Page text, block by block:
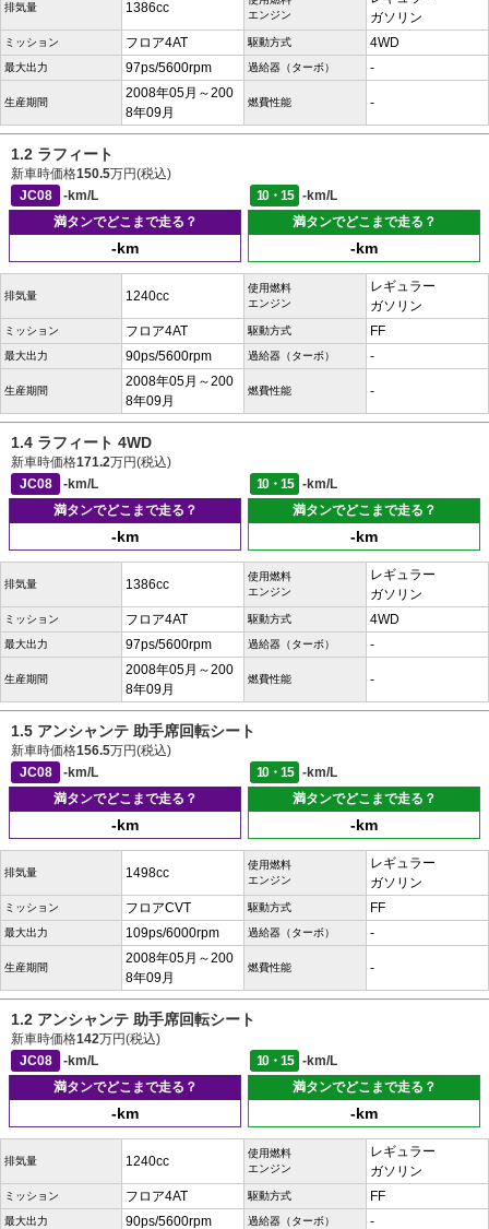
排気量 1386cc
エンジン
ガソリン
ミッション フロア4AT 駆動方式 4WD
最大出力 97ps/5600rpm 過給器（ターボ） -
生産期間
2008年05月～200
8年09月
燃費性能 -
1.2 ラフィート
新車時価格150.5万円(税込)
JC08
-km/L 10・15
-km/L
満タンでどこまで走る？
-km
満タンでどこまで走る？
-km
排気量 1240cc
使用燃料
エンジン
レギュラー
ガソリン
ミッション フロア4AT 駆動方式 FF
最大出力 90ps/5600rpm 過給器（ターボ） -
生産期間
2008年05月～200
8年09月
燃費性能 -
1.4 ラフィート 4WD
新車時価格171.2万円(税込)
JC08
-km/L 10・15
-km/L
満タンでどこまで走る？
-km
満タンでどこまで走る？
-km
排気量 1386cc
使用燃料
エンジン
レギュラー
ガソリン
ミッション フロア4AT 駆動方式 4WD
最大出力 97ps/5600rpm 過給器（ターボ） -
生産期間
2008年05月～200
8年09月
燃費性能 -
1.5 アンシャンテ 助手席回転シート
新車時価格156.5万円(税込)
JC08
-km/L 10・15
-km/L
満タンでどこまで走る？
-km
満タンでどこまで走る？
-km
排気量 1498cc
使用燃料
エンジン
レギュラー
ガソリン
ミッション フロアCVT 駆動方式 FF
最大出力 109ps/6000rpm 過給器（ターボ） -
生産期間
2008年05月～200
8年09月
燃費性能 -
1.2 アンシャンテ 助手席回転シート
新車時価格142万円(税込)
JC08
-km/L 10・15
-km/L
満タンでどこまで走る？
-km
満タンでどこまで走る？
-km
排気量 1240cc
使用燃料
エンジン
レギュラー
ガソリン
ミッション フロア4AT 駆動方式 FF
最大出力 90ps/5600rpm 過給器（ターボ） -